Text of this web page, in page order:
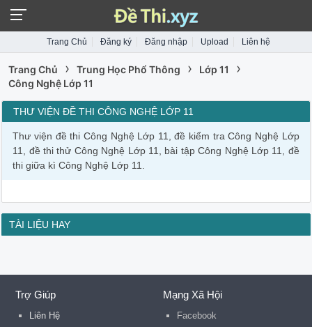
Trang Chủ Đăng ký Đăng nhập Upload Liên hệ
Trang Chủ › Trung Học Phổ Thông › Lớp 11 ›
Công Nghệ Lớp 11
THƯ VIỆN ĐỀ THI CÔNG NGHỆ LỚP 11
Thư viện đề thi Công Nghệ Lớp 11, đề kiểm tra Công Nghệ Lớp
11, đề thi thử Công Nghệ Lớp 11, bài tập Công Nghệ Lớp 11, đề
thi giữa kì Công Nghệ Lớp 11.
TÀI LIỆU HAY
Trợ Giúp
Liên Hệ
Mạng Xã Hội
Facebook